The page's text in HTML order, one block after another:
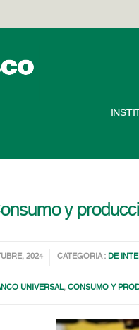
y
2024 CATEGORIA : DE
UNIVERSAL,CONSUMO Y